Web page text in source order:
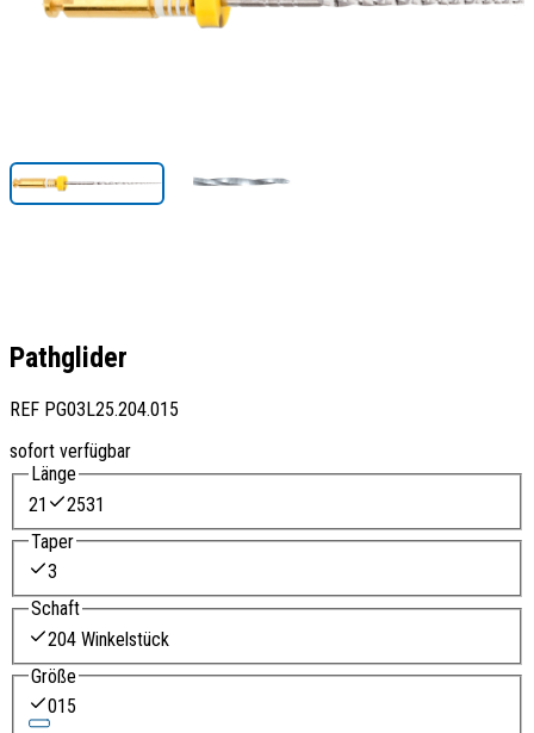
Pathglider
REF PG03L25.204.015
sofort verfügbar
Länge
21
2531
Taper
3
Schaft
204 Winkelstück
Größe
015